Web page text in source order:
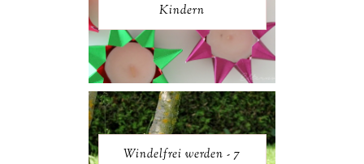
Kindern
Windelfrei werden - 7